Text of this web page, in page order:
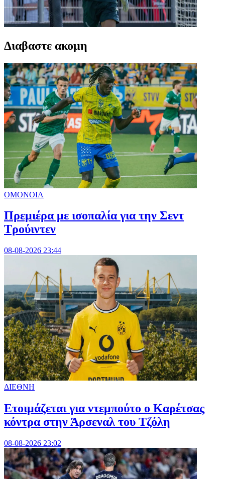
Διαβαστε ακομη
ΟΜΟΝΟΙΑ
Πρεμιέρα με ισοπαλία για την Σεντ
Τρούιντεν
08-08-2026 23:44
ΔΙΕΘΝΗ
Ετοιμάζεται για ντεμπούτο ο Καρέτσας
κόντρα στην Άρσεναλ του Τζόλη
08-08-2026 23:02